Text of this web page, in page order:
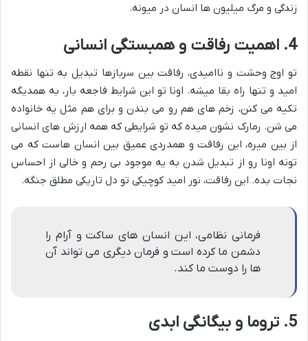
زندگی و مرگ میلیون ها انسان در میونه.
4. اهمیت رفاقت و همبستگی انسانی
تو اوج وحشت و ناامیدی، رفاقت بین سربازها تبدیل به تنها نقطه
امید و تنها راه بقا میشه. اونا تو این شرایط فاجعه بار، به همدیگه
تکیه می کنن، زخم های هم رو می بندن و برای هم مثل یه خانواده
می شن. رمارک نشون میده که تو شرایطی که همه ارزش های انسانی
از بین میره، این رفاقت و همدردی عمیق بین انسان هاست که می
تونه اونا رو از تبدیل شدن به یه موجود بی رحم و خالی از احساس
نجات بده. این رفاقت، نور امید کوچیکی تو دل تاریکی مطلق جنگه.
فرمانی نظامی، این انسان های ساکت و آرام را
دشمن ما کرده است و فرمان دیگری می تواند آن
ها را دوست ما کند.
5. تروما و بیگانگی ابدی